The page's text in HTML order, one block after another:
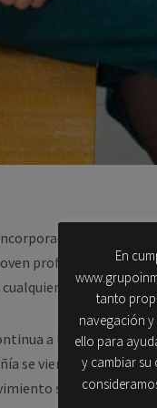
a Ana
profesional, pero
organización.
a las crecientes
se viene
sobresaliente
En
tanto
navegación
ello para
y cambiar su